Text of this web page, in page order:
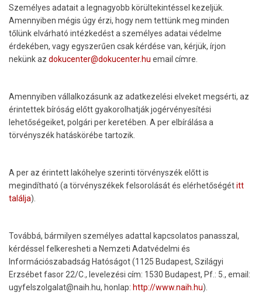
Személyes adatait a legnagyobb körültekintéssel kezeljük.
Amennyiben mégis úgy érzi, hogy nem tettünk meg minden
tőlünk elvárható intézkedést a személyes adatai védelme
érdekében, vagy egyszerűen csak kérdése van, kérjük, írjon
nekünk az dokucenter@dokucenter.hu email címre.
Amennyiben vállalkozásunk az adatkezelési elveket megsérti, az
érintettek bíróság előtt gyakorolhatják jogérvényesítési
lehetőségeiket, polgári per keretében. A per elbírálása a
törvényszék hatáskörébe tartozik.
A per az érintett lakóhelye szerinti törvényszék előtt is
megindítható (a törvényszékek felsorolását és elérhetőségétitt
találja).
Továbbá, bármilyen személyes adattal kapcsolatos panasszal,
kérdéssel felkeresheti a Nemzeti Adatvédelmi és
Információszabadság Hatóságot (1125 Budapest, Szilágyi
Erzsébet fasor 22/C., levelezési cím: 1530 Budapest, Pf.: 5., email:
ugyfelszolgalat@naih.hu, honlap: http://www.naih.hu).